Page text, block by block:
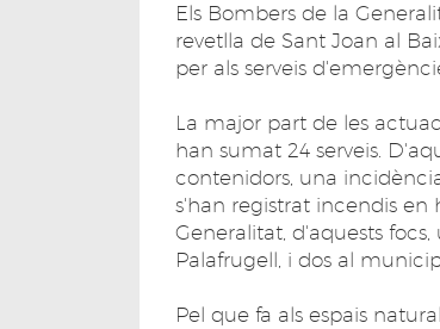
Els Bombers de la
revetlla de Sant Joan al
per als serveis
La major part de les
han sumat 24 serveis.
contenidors, una
s'han registrat incendis en
Generalitat, d'aquests
Palafrugell, i dos al
Pel que fa als espais